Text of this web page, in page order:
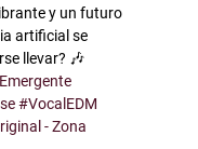
y un futuro
artificial se
llevar? 🎶
#VocalEDM
- Zona